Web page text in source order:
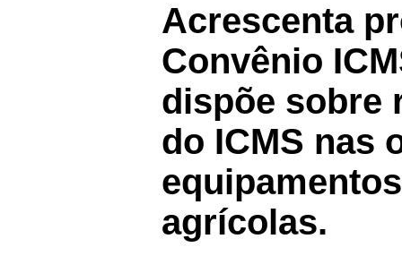
Acrescenta
Convênio
dispõe sobre
do ICMS nas
agrícolas.